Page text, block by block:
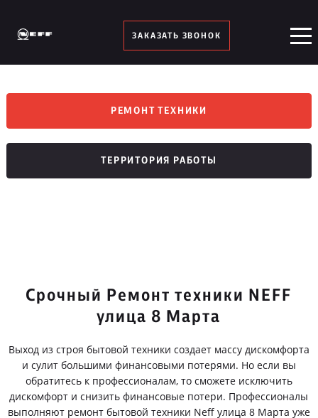
ЗАКАЗАТЬ ЗВОНОК
РЕМОНТ ТЕХНИКИ
ТЕРРИТОРИЯ РАБОТЫ
Срочный Ремонт техники NEFF
улица 8 Марта
Выход из строя бытовой техники создает массу дискомфорта
и сулит большими финансовыми потерями. Но если вы
обратитесь к профессионалам, то сможете исключить
дискомфорт и снизить финансовые потери. Профессионалы
выполняют ремонт бытовой техники Neff улица 8 Марта уже